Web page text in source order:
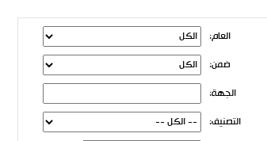
العام:
ضمن:
الجهة:
التصنيف: